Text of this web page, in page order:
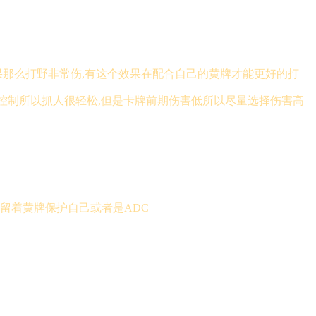
么打野非常伤,有这个效果在配合自己的黄牌才能更好的打
所以抓人很轻松,但是卡牌前期伤害低所以尽量选择伤害高
着黄牌保护自己或者是ADC